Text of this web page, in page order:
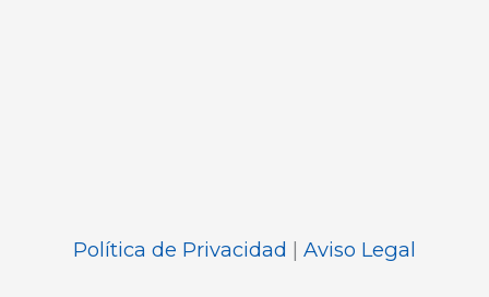
Política de Privacidad | Aviso Legal